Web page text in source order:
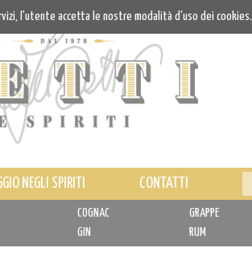
NEGLI SPIRITI CONTATTI
COGNAC
GIN
GRAPPE
RUM
l'utente accetta le nostre modalità d'uso dei cookies.